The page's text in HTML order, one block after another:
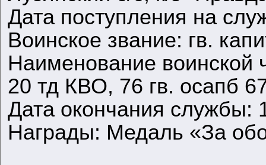
Дата поступления на
Воинское звание: гв.
Наименование воинской
20 тд КВО, 76 гв. осапб
Дата окончания службы:
Награды: Медаль «За